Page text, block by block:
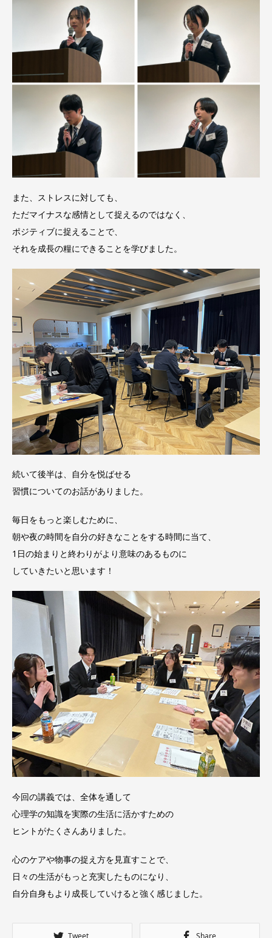
また、ストレスに対しても、
ただマイナスな感情として捉えるのではなく、
ポジティブに捉えることで、
それを成長の糧にできることを学びました。
続いて後半は、自分を悦ばせる
習慣についてのお話がありました。
毎日をもっと楽しむために、
朝や夜の時間を自分の好きなことをする時間に当て、
1日の始まりと終わりがより意味のあるものに
していきたいと思います！
今回の講義では、全体を通して
心理学の知識を実際の生活に活かすための
ヒントがたくさんありました。
心のケアや物事の捉え方を見直すことで、
日々の生活がもっと充実したものになり、
自分自身もより成長していけると強く感じました。
Tweet Share